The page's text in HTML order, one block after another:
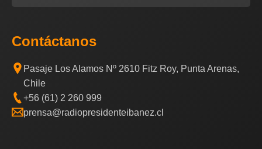
Contáctanos
Pasaje Los Alamos Nº 2610 Fitz Roy, Punta Arenas,
Chile
+56 (61) 2 260 999
prensa@radiopresidenteibanez.cl